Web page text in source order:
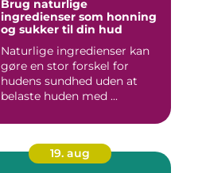
Brug naturlige
ingredienser som honning
og sukker til din hud
Naturlige ingredienser kan
gøre en stor forskel for
hudens sundhed uden at
belaste huden med ...
19. aug